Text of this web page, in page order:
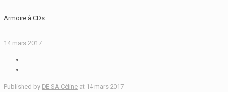
Armoire à CDs
14 mars 2017
Published by DE SA Céline at 14 mars 2017